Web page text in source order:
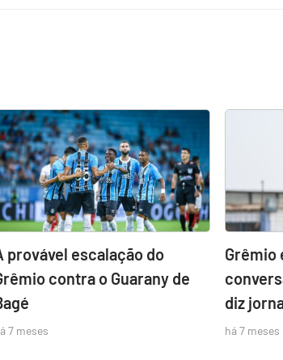
provável escalação do
contra o Guarany de
7 meses
Grêmio
diz
há 7 meses